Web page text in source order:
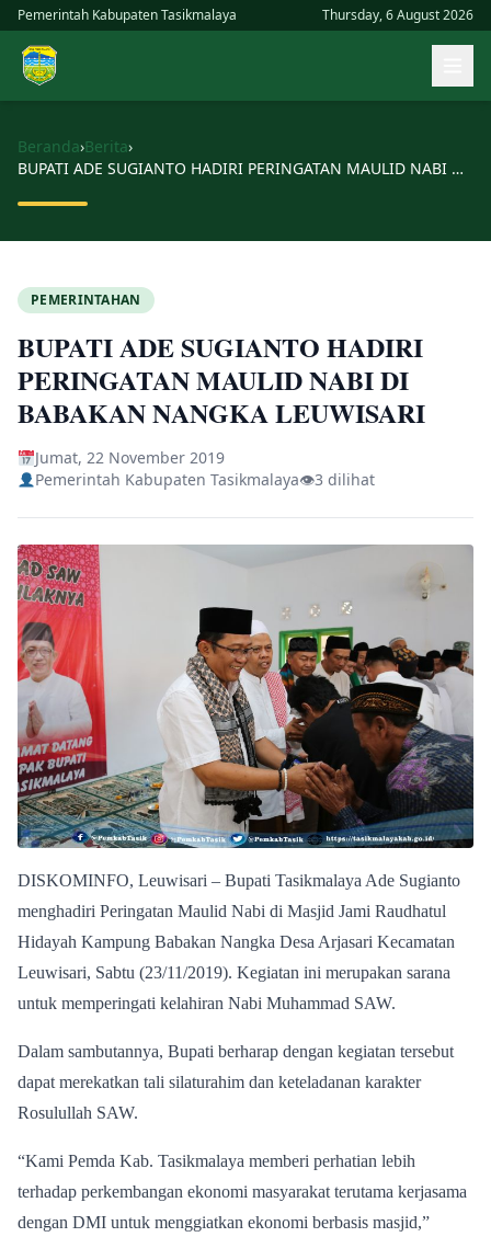
Skip
content
Pemerintah Kabupaten Tasikmalaya Thursday, 6 August 2026
Beranda›Berita›
BUPATI ADE SUGIANTO HADIRI PERINGATAN MAULID NABI DI BABAKAN NANGKA LEUWISARI
PEMERINTAHAN
BUPATI ADE SUGIANTO HADIRI
PERINGATAN MAULID NABI DI
BABAKAN NANGKA LEUWISARI
Jumat, 22 November 2019
Pemerintah Kabupaten Tasikmalaya👁3 dilihat
DISKOMINFO, Leuwisari – Bupati Tasikmalaya Ade Sugianto
menghadiri Peringatan Maulid Nabi di Masjid Jami Raudhatul
Hidayah Kampung Babakan Nangka Desa Arjasari Kecamatan
Leuwisari, Sabtu (23/11/2019). Kegiatan ini merupakan sarana
untuk memperingati kelahiran Nabi Muhammad SAW.
Dalam sambutannya, Bupati berharap dengan kegiatan tersebut
dapat merekatkan tali silaturahim dan keteladanan karakter
Rosulullah SAW.
“Kami Pemda Kab. Tasikmalaya memberi perhatian lebih
terhadap perkembangan ekonomi masyarakat terutama kerjasama
dengan DMI untuk menggiatkan ekonomi berbasis masjid,”